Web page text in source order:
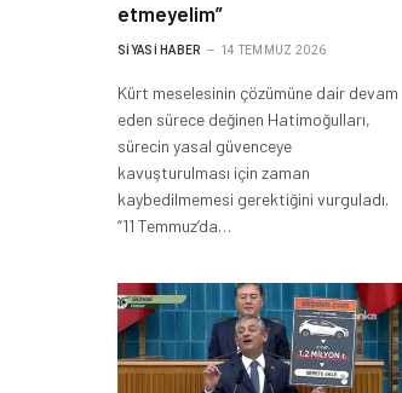
etmeyelim”
SIYASI HABER 14 TEMMUZ 2026
Kürt meselesinin çözümüne dair devam
eden sürece değinen Hatimoğulları,
sürecin yasal güvenceye
kavuşturulması için zaman
kaybedilmemesi gerektiğini vurguladı.
“11 Temmuz’da…